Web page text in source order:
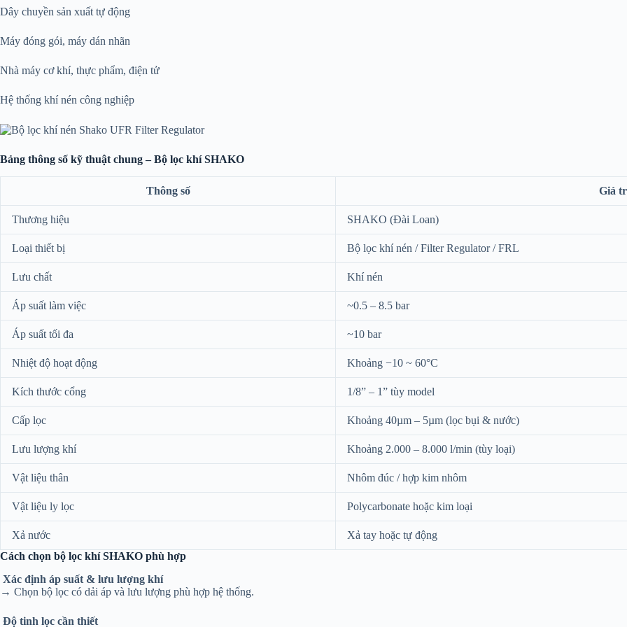
Dây chuyền sản xuất tự động
Máy đóng gói, máy dán nhãn
Nhà máy cơ khí, thực phẩm, điện tử
Hệ thống khí nén công nghiệp
Bảng thông số kỹ thuật chung – Bộ lọc khí SHAKO
Thông số Giá
Thương hiệu SHAKO (Đài Loan)
Loại thiết bị Bộ lọc khí nén / Filter Regulator / FRL
Lưu chất Khí nén
Áp suất làm việc ~0.5 – 8.5 bar
Áp suất tối đa ~10 bar
Nhiệt độ hoạt động Khoảng −10 ~ 60°C
Kích thước cổng 1/8” – 1” tùy model
Cấp lọc Khoảng 40µm – 5µm (lọc bụi & nước)
Lưu lượng khí Khoảng 2.000 – 8.000 l/min (tùy loại)
Vật liệu thân Nhôm đúc / hợp kim nhôm
Vật liệu ly lọc Polycarbonate hoặc kim loại
Xả nước
Xả tay hoặc tự động
Cách chọn bộ lọc khí SHAKO phù hợp
Xác định áp suất & lưu lượng khí
→ Chọn bộ lọc có dải áp và lưu lượng phù hợp hệ thống.
Độ tinh lọc cần thiết